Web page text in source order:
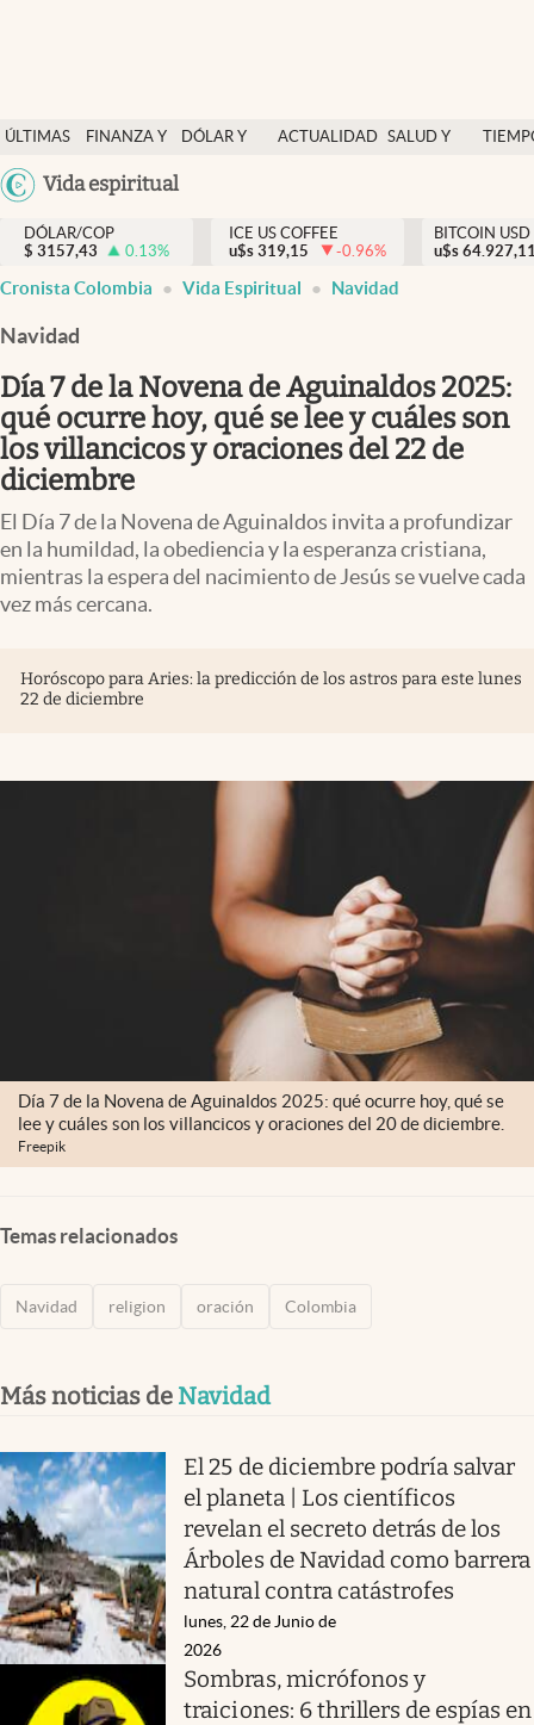
ÚLTIMAS
NOTICIAS
FINANZA Y
DÓLAR Y
ACTUALIDAD SALUD Y
México
Vida espiritual
Salud y nutrición
Vida espiritual
Actualidad
Colombia
DÓLAR/COP
$ 3157,43 0.13%
ICE US COFFEE
u$s 319,15 -0.96%
BITCOIN USD
u$s
Cronista Colombia Vida Espiritual Navidad
Navidad
Día 7 de la Novena de Aguinaldos 2025:
qué ocurre hoy, qué se lee y cuáles son
los villancicos y oraciones del 22 de
diciembre
El Día 7 de la Novena de Aguinaldos invita a profundizar
en la humildad, la obediencia y la esperanza cristiana,
mientras la espera del nacimiento de Jesús se vuelve cada
vez más cercana.
Horóscopo para Aries: la predicción de los astros para este lunes
22 de diciembre
Día 7 de la Novena de Aguinaldos 2025: qué ocurre hoy, qué se
lee y cuáles son los villancicos y oraciones del 20 de diciembre.
Freepik
Temas relacionados
Navidad religion oración Colombia
Más noticias de Navidad
El 25 de diciembre podría salvar
el planeta | Los científicos
revelan el secreto detrás de los
Árboles de Navidad como barrera
natural contra catástrofes
lunes, 22 de Junio de
2026
Sombras, micrófonos y
traiciones: 6 thrillers de espías en